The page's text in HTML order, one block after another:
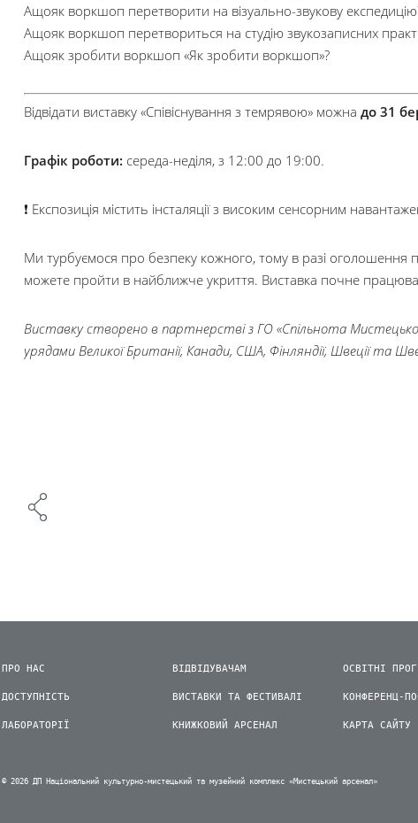
Ащояк воркшоп перетворити на візуально-звукову
Ащояк воркшоп перетвориться на студію звукозаписних
Ащояк зробити воркшоп «Як зробити воркшоп»?
Відвідати виставку «Співіснування з темрявою» можна до 31
Графік роботи: середа-неділя, з 12:00 до 19:00.
❗ Експозиція містить інсталяції з високим сенсорним
Ми турбуємося про безпеку кожного, тому в разі оголошення
можете пройти в найближче укриття. Виставка почне
Виставку створено в партнерстві з ГО «Спільнота
урядами Великої Британії, Канади, США, Фінляндії, Швеції та
ПРО НАС
ДОСТУПНІСТЬ
ЛАБОРАТОРІЇ
ВІДВІДУВАЧАМ
ВИСТАВКИ ТА ФЕСТИВАЛІ
КНИЖКОВИЙ АРСЕНАЛ
ОСВІТНІ
КОНФЕРЕНЦ-
КАРТА САЙТУ
© 2026 ДП Національний культурно-мистецький та музейний комплекс «Мистецький арсенал»